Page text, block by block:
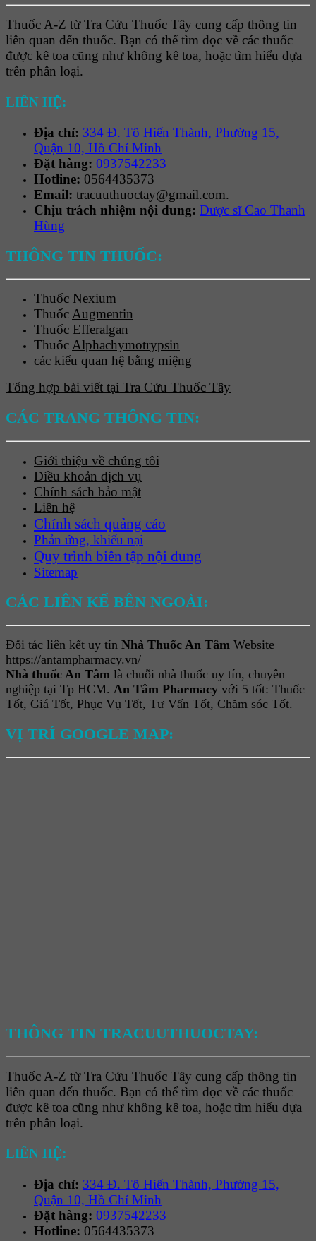
Thuốc A-Z từ Tra Cứu Thuốc Tây cung cấp thông tin
liên quan đến thuốc. Bạn có thể tìm đọc về các thuốc
được kê toa cũng như không kê toa, hoặc tìm hiểu dựa
trên phân loại.
LIÊN HỆ:
Địa chỉ: 334 Đ. Tô Hiến Thành, Phường 15,
Quận 10, Hồ Chí Minh
Đặt hàng: 0937542233
Hotline: 0564435373
Email: tracuuthuoctay@gmail.com.
Chịu trách nhiệm nội dung: Dược sĩ Cao Thanh
Hùng
THÔNG TIN THUỐC:
Thuốc Nexium
ThuốcAugmentin
Thuốc Efferalgan
ThuốcAlphachymotrypsin
các kiểu quan hệ bằng miệng
Tổng hợp bài viết tại Tra Cứu Thuốc Tây
CÁC TRANG THÔNG TIN:
Giới thiệu về chúng tôi
Điều khoản dịch vụ
Chính sách bảo mật
Liên hệ
Chính sách quảng cáo
Phản ứng, khiếu nại
Quy trình biên tập nội dung
Sitemap
CÁC LIÊN KẾ BÊN NGOÀI:
Đối tác liên kết uy tín Nhà Thuốc An Tâm Website
https://antampharmacy.vn/
Nhà thuốc An Tâm là chuỗi nhà thuốc uy tín, chuyên
nghiệp tại Tp HCM. An Tâm Pharmacy với 5 tốt: Thuốc
Tốt, Giá Tốt, Phục Vụ Tốt, Tư Vấn Tốt, Chăm sóc Tốt.
VỊ TRÍ GOOGLE MAP:
THÔNG TIN TRACUUTHUOCTAY:
Thuốc A-Z từ Tra Cứu Thuốc Tây cung cấp thông tin
liên quan đến thuốc. Bạn có thể tìm đọc về các thuốc
được kê toa cũng như không kê toa, hoặc tìm hiểu dựa
trên phân loại.
LIÊN HỆ:
Địa chỉ: 334 Đ. Tô Hiến Thành, Phường 15,
Quận 10, Hồ Chí Minh
Đặt hàng: 0937542233
Hotline: 0564435373